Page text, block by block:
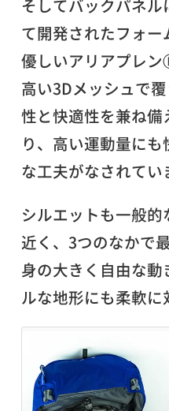
そしてバックパネ
て開発されたフォ
優しいアリアプレ
高い3Dメッシュで
性と快適性を兼ね
り、高い運動量に
な工夫がなされてい
シルエットも一般
近く、3つのなかで
身の大きく自由な
ルな地形にも柔軟に